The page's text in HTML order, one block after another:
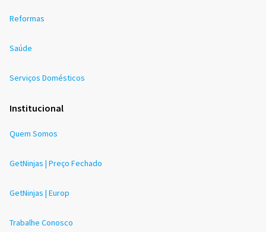
Reformas
Saúde
Serviços Domésticos
Institucional
Quem Somos
GetNinjas | Preço Fechado
GetNinjas | Europ
Trabalhe Conosco